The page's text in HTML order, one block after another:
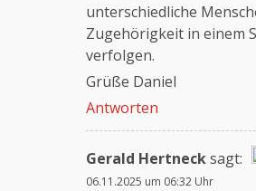
unterschiedliche
Zugehörigkeit in einem
verfolgen.
Grüße Daniel
Antworten
Gerald Hertnecksagt:
06.11.2025 um 06:32 Uhr